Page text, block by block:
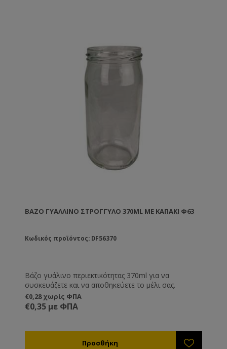
ΒΆΖΟ ΓΥΆΛΛΙΝΟ ΣΤΡΟΓΓΥΛΌ 370ML ΜΕ ΚΑΠΆΚΙ Φ63
Κωδικός προϊόντος: DF56370
Βάζο γυάλινο περιεκτικότητας 370ml για να
συσκευάζετε και να αποθηκεύετε το μέλι σας.
€0,28 χωρίς ΦΠΑ
€0,35 με ΦΠΑ